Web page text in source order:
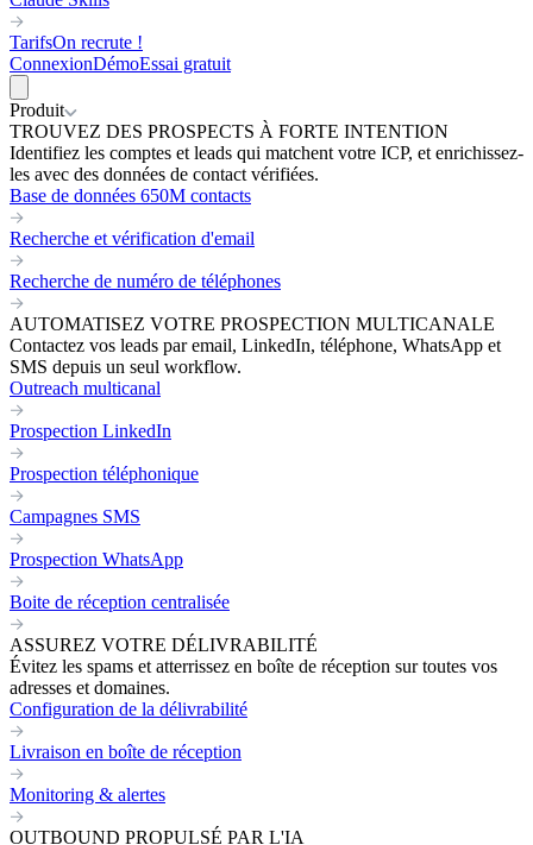
TarifsOn recrute !
ConnexionDémoEssai gratuit
Produit
TROUVEZ DES PROSPECTS À FORTE INTENTION
Identifiez les comptes et leads qui matchent votre ICP, et enrichissez-
les avec des données de contact vérifiées.
Base de données 650M contacts
Recherche et vérification d'email
Recherche de numéro de téléphones
AUTOMATISEZ VOTRE PROSPECTION MULTICANALE
Contactez vos leads par email, LinkedIn, téléphone, WhatsApp et
SMS depuis un seul workflow.
Outreach multicanal
Prospection LinkedIn
Prospection téléphonique
Campagnes SMS
Prospection WhatsApp
Boite de réception centralisée
ASSUREZ VOTRE DÉLIVRABILITÉ
Évitez les spams et atterrissez en boîte de réception sur toutes vos
adresses et domaines.
Configuration de la délivrabilité
Livraison en boîte de réception
Monitoring & alertes
OUTBOUND PROPULSÉ PAR L'IA